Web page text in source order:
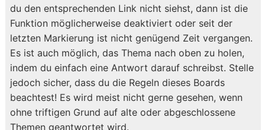
du den entsprechenden Link nicht siehst, dann ist die
Funktion möglicherweise deaktiviert oder seit der
letzten Markierung ist nicht genügend Zeit vergangen.
Es ist auch möglich, das Thema nach oben zu holen,
indem du einfach eine Antwort darauf schreibst. Stelle
jedoch sicher, dass du die Regeln dieses Boards
beachtest! Es wird meist nicht gerne gesehen, wenn
ohne triftigen Grund auf alte oder abgeschlossene
Themen geantwortet wird.